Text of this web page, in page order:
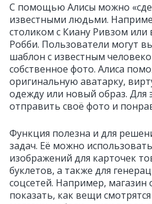
С помощью Алисы можно
известными людьми.
столиком с Киану Ривзом или
Робби. Пользователи могут
шаблон с известным
собственное фото. Алиса
оригинальную аватарку,
одежду или новый образ. Для
отправить своё фото и
Функция полезна и для
задач. Её можно
изображений для карточек
буклетов, а также для
соцсетей. Например,
показать, как вещи